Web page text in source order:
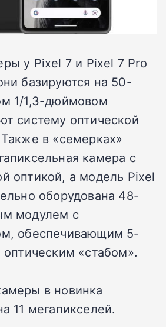
у Pixel 7 и Pixel 7 Pro
базируются на 50-
1/1,3-дюймовом
систему оптической
в «семерках»
камера с
оптикой, а модель Pixel
оборудована 48-
модулем с
обеспечивающим 5-
«стабом».
в новинка
11 мегапикселей.